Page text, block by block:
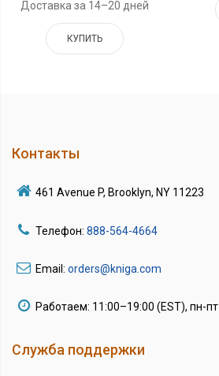
Доставка за 14–20 дней
КУПИТЬ
Контакты
461 Avenue P, Brooklyn, NY 11223
Телефон: 888-564-4664
Email: orders@kniga.com
Работаем: 11:00–19:00 (EST), пн-пт
Служба поддержки